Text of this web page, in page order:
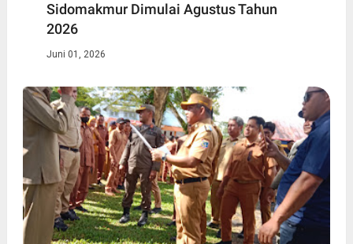
Sidomakmur Dimulai Agustus Tahun
2026
Juni 01, 2026